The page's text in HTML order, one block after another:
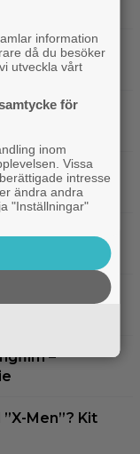
idag
lagt till 17 nya
Matt
en av Sam
Nintendo –
spelar
–
Men”? Kit
information
då du besöker
utveckla vårt
för
inom
Vissa
intresse
ändra andra
"Inställningar"